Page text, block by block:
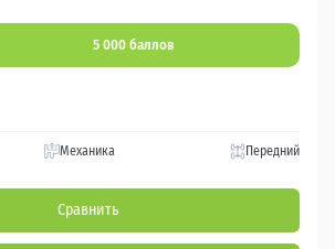
5 000 баллов
Механика Передний
Сравнить